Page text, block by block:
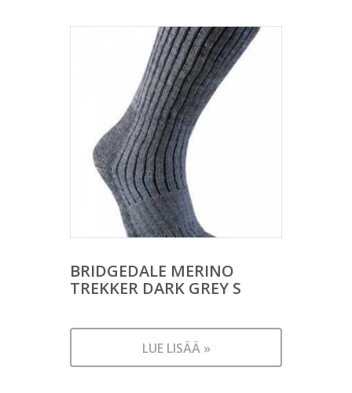
BRIDGEDALE MERINO
TREKKER DARK GREY S
LUE LISÄÄ »